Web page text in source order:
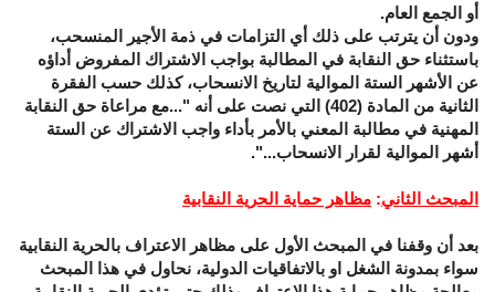
أو الجمع العام.
ودون أن يترتب على ذلك أي التزامات في ذمة الأجير المنسحب،
باستثناء حق النقابة في المطالبة بواجب الاشتراك المفروض أداؤه
عن الأشهر الستة الموالية لتاريخ الانسحاب، كذلك حسب الفقرة
الثانية من المادة (402) التي نصت على أنه "...مع مراعاة حق النقابة
المهنية في مطالبة المعني بالأمر بأداء واجب الاشتراك عن الستة
أشهر الموالية لقرار الانسحاب...".
المبحث الثاني: مظاهر حماية الحرية النقابية
بعد أن وقفنا في المبحث الأول على مظاهر الاعتراف بالحرية النقابية
سواء بمدونة الشغل او بالاتفاقيات الدولية، نحاول في هذا المبحث